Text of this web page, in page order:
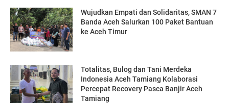
Wujudkan Empati dan Solidaritas, SMAN 7
Banda Aceh Salurkan 100 Paket Bantuan
ke Aceh Timur
Totalitas, Bulog dan Tani Merdeka
Indonesia Aceh Tamiang Kolaborasi
Percepat Recovery Pasca Banjir Aceh
Tamiang